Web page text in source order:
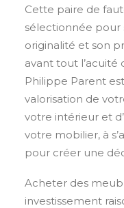
Cette paire de
sélectionnée pour
originalité et son
avant tout l’acuité
Philippe Parent
valorisation de
votre intérieur et
votre mobilier, à
pour créer une
Acheter des
investissement